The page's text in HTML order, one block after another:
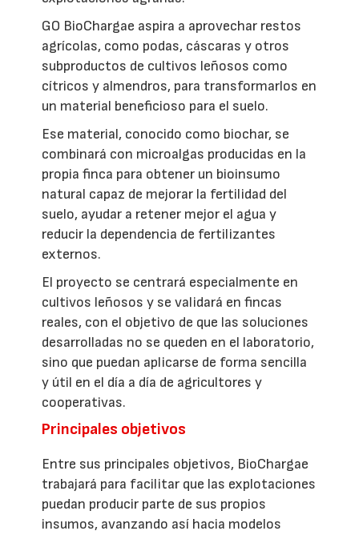
GO BioChargae aspira a aprovechar restos
agrícolas, como podas, cáscaras y otros
subproductos de cultivos leñosos como
cítricos y almendros, para transformarlos en
un material beneficioso para el suelo.
Ese material, conocido como biochar, se
combinará con microalgas producidas en la
propia finca para obtener un bioinsumo
natural capaz de mejorar la fertilidad del
suelo, ayudar a retener mejor el agua y
reducir la dependencia de fertilizantes
externos.
El proyecto se centrará especialmente en
cultivos leñosos y se validará en fincas
reales, con el objetivo de que las soluciones
desarrolladas no se queden en el laboratorio,
sino que puedan aplicarse de forma sencilla
y útil en el día a día de agricultores y
cooperativas.
Principales objetivos
Entre sus principales objetivos, BioChargae
trabajará para facilitar que las explotaciones
puedan producir parte de sus propios
insumos, avanzando así hacia modelos